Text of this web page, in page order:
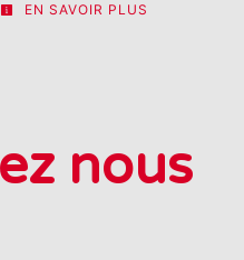
EN SAVOIR PLUS
nous